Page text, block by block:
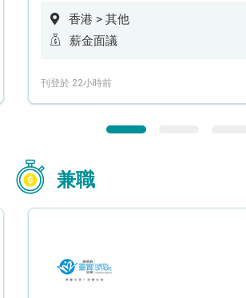
香港 > 其他
薪金面議
刊登於 22小時前
兼職